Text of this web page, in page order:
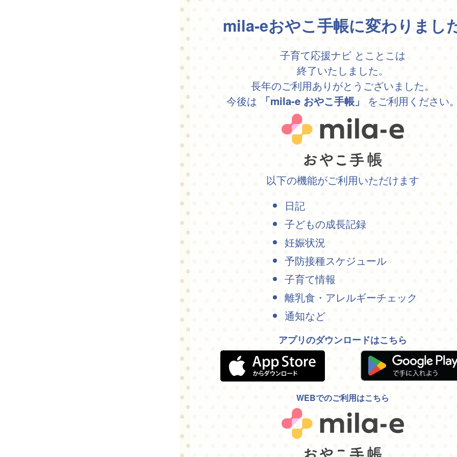
mila-eおやこ手帳に変わりまし
子育て応援ナビ とことこは
終了いたしました。
長年のご利用ありがとうございました。
今後は
「mila-e おやこ手帳」 をご利用ください
以下の機能がご利用いただけます
日記
子どもの成長記録
妊娠状況
予防接種スケジュール
子育て情報
離乳食・アレルギーチェック
通知など
アプリのダウンロードはこちら
WEBでのご利用はこちら